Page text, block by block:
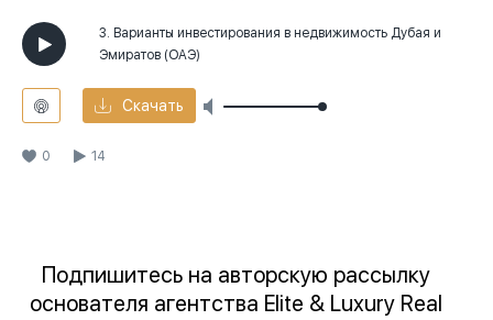
3. Варианты инвестирования в недвижимость Дубая и
Эмиратов (ОАЭ)
Скачать
0 14
Подпишитесь на авторскую рассылку
основателя агентства Elite & Luxury Real